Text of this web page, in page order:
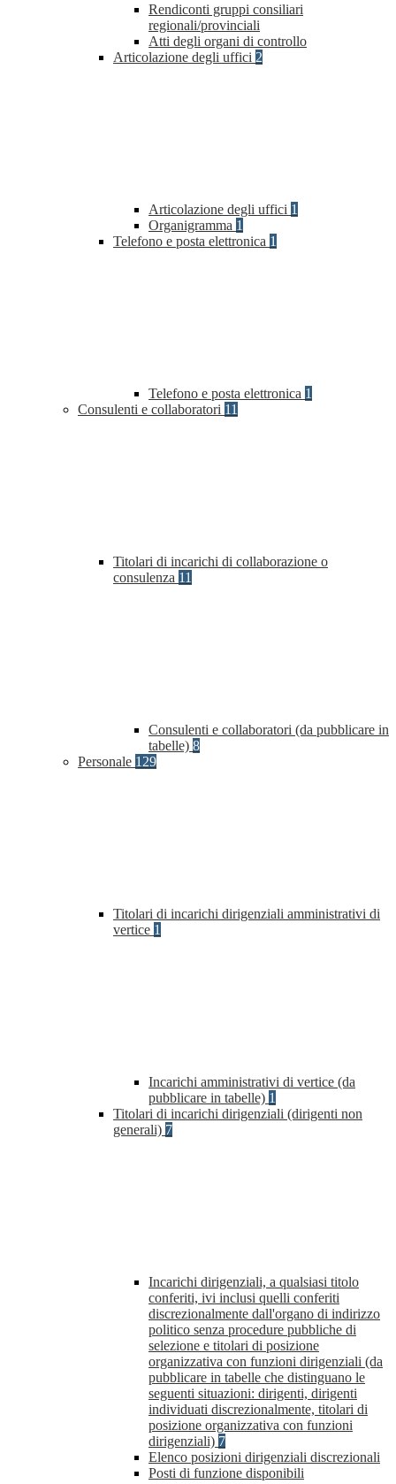
Rendiconti gruppi consiliari
regionali/provinciali
Atti degli organi di controllo
Articolazione degli uffici 2
Articolazione degli uffici 1
Organigramma 1
Telefono e posta elettronica 1
Telefono e posta elettronica 1
Consulenti e collaboratori 11
Titolari di incarichi di collaborazione o
consulenza 11
Consulenti e collaboratori (da pubblicare in
tabelle) 8
Personale 129
Titolari di incarichi dirigenziali amministrativi di
vertice 1
Incarichi amministrativi di vertice (da
pubblicare in tabelle) 1
Titolari di incarichi dirigenziali (dirigenti non
generali) 7
Incarichi dirigenziali, a qualsiasi titolo
conferiti, ivi inclusi quelli conferiti
discrezionalmente dall'organo di indirizzo
politico senza procedure pubbliche di
selezione e titolari di posizione
organizzativa con funzioni dirigenziali (da
pubblicare in tabelle che distinguano le
seguenti situazioni: dirigenti, dirigenti
individuati discrezionalmente, titolari di
posizione organizzativa con funzioni
dirigenziali) 7
Elenco posizioni dirigenziali discrezionali
Posti di funzione disponibili